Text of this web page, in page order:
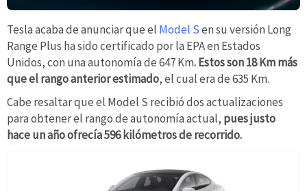
Tesla acaba de anunciar que el Model Sen su versión Long
Range Plus ha sido certificado por la EPA en Estados
Unidos, con una autonomía de 647 Km. Estos son 18 Km más
que el rango anterior estimado, el cual era de 635 Km.
Cabe resaltar que el Model S recibió dos actualizaciones
para obtener el rango de autonomía actual, pues justo
hace un año ofrecía 596 kilómetros de recorrido.